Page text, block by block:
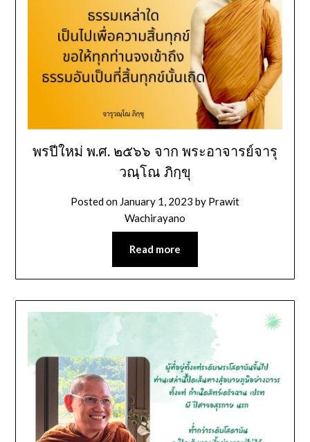
พรปีใหม่ พ.ศ. ๒๕๖๖ จาก พระอาจารย์จารุ
วณฺโณ ภิกฺขุ
Posted on January 1, 2023 by Prawit
Wachirayano
Read more